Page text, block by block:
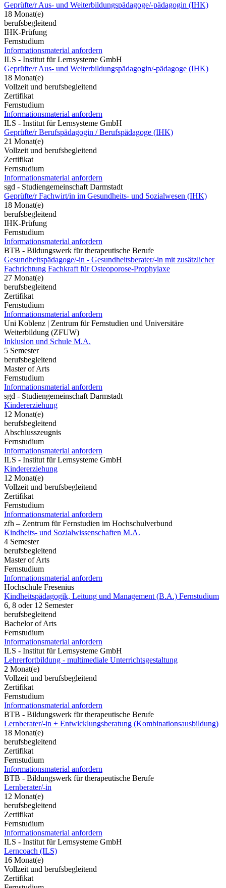
Geprüfte/r Aus- und Weiterbildungspädagoge/-pädagogin (IHK)
18 Monat(e)
berufsbegleitend
IHK-Prüfung
Fernstudium
Informationsmaterial anfordern
ILS - Institut für Lernsysteme GmbH
Geprüfte/r Aus- und Weiterbildungspädagogin/-pädagoge (IHK)
18 Monat(e)
Vollzeit und berufsbegleitend
Zertifikat
Fernstudium
Informationsmaterial anfordern
ILS - Institut für Lernsysteme GmbH
Geprüfte/r Berufspädagogin / Berufspädagoge (IHK)
21 Monat(e)
Vollzeit und berufsbegleitend
Zertifikat
Fernstudium
Informationsmaterial anfordern
sgd - Studiengemeinschaft Darmstadt
Geprüfte/r Fachwirt/in im Gesundheits- und Sozialwesen (IHK)
18 Monat(e)
berufsbegleitend
IHK-Prüfung
Fernstudium
Informationsmaterial anfordern
BTB - Bildungswerk für therapeutische Berufe
Gesundheitspädagoge/-in - Gesundheitsberater/-in mit zusätzlicher
Fachrichtung Fachkraft für Osteoporose-Prophylaxe
27 Monat(e)
berufsbegleitend
Zertifikat
Fernstudium
Informationsmaterial anfordern
Uni Koblenz | Zentrum für Fernstudien und Universitäre
Weiterbildung (ZFUW)
Inklusion und Schule M.A.
5 Semester
berufsbegleitend
Master of Arts
Fernstudium
Informationsmaterial anfordern
sgd - Studiengemeinschaft Darmstadt
Kindererziehung
12 Monat(e)
berufsbegleitend
Abschlusszeugnis
Fernstudium
Informationsmaterial anfordern
ILS - Institut für Lernsysteme GmbH
Kindererziehung
12 Monat(e)
Vollzeit und berufsbegleitend
Zertifikat
Fernstudium
Informationsmaterial anfordern
zfh – Zentrum für Fernstudien im Hochschulverbund
Kindheits- und Sozialwissenschaften M.A.
4 Semester
berufsbegleitend
Master of Arts
Fernstudium
Informationsmaterial anfordern
Hochschule Fresenius
Kindheitspädagogik, Leitung und Management (B.A.) Fernstudium
6, 8 oder 12 Semester
berufsbegleitend
Bachelor of Arts
Fernstudium
Informationsmaterial anfordern
ILS - Institut für Lernsysteme GmbH
Lehrerfortbildung - multimediale Unterrichtsgestaltung
2 Monat(e)
Vollzeit und berufsbegleitend
Zertifikat
Fernstudium
Informationsmaterial anfordern
BTB - Bildungswerk für therapeutische Berufe
Lernberater/-in + Entwicklungsberatung (Kombinationsausbildung)
18 Monat(e)
berufsbegleitend
Zertifikat
Fernstudium
Informationsmaterial anfordern
BTB - Bildungswerk für therapeutische Berufe
Lernberater/-in
12 Monat(e)
berufsbegleitend
Zertifikat
Fernstudium
Informationsmaterial anfordern
ILS - Institut für Lernsysteme GmbH
Lerncoach (ILS)
16 Monat(e)
Vollzeit und berufsbegleitend
Zertifikat